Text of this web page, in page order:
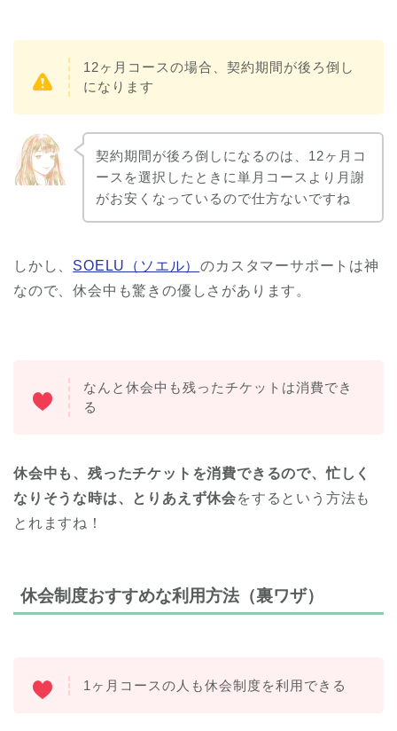
12ヶ月コースの場合、契約期間が後ろ倒し
になります
契約期間が後ろ倒しになるのは、12ヶ月コ
ースを選択したときに単月コースより月謝
がお安くなっているので仕方ないですね
しかし、 SOELU（ソエル） のカスタマーサポートは神
なので、休会中も驚きの優しさがあります。
なんと休会中も残ったチケットは消費でき
る
休会中も、残ったチケットを消費できるので、忙しく
なりそうな時は、とりあえず休会をするという方法も
とれますね！
休会制度おすすめな利用方法（裏ワザ）
1ヶ月コースの人も休会制度を利用できる